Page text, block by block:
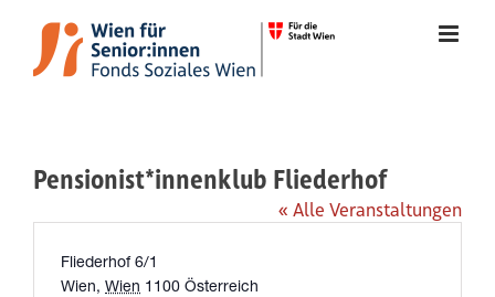
Inhalt
springen
Pensionist*innenklub Fliederhof
« Alle Veranstaltungen
Adresse
Fliederhof 6/1
Wien, Wien 1100 Österreich